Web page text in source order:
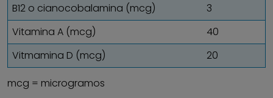
B12 o cianocobalamina (mcg)
3
Vitamina A (mcg)
40
Vitmamina D (mcg)
20
mcg = microgramos